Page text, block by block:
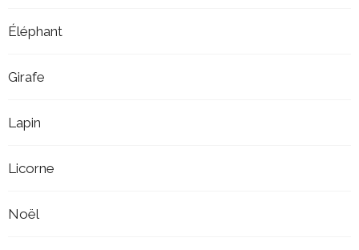
Éléphant
Girafe
Lapin
Licorne
Noël